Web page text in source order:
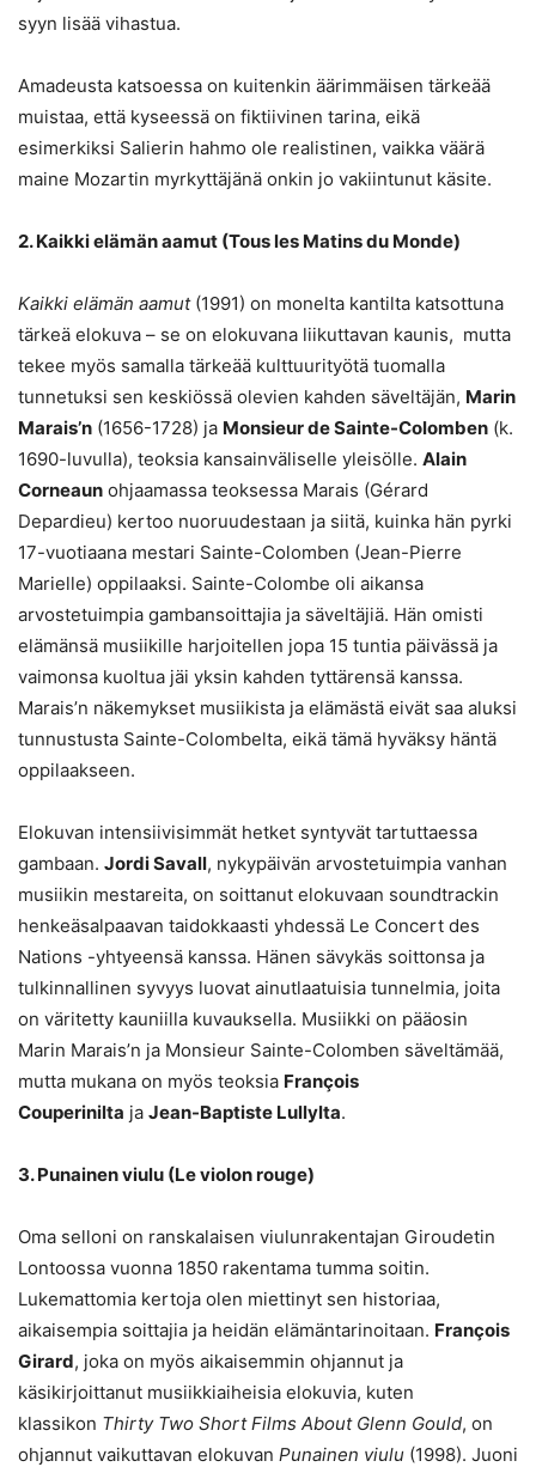
syyn lisää vihastua.
Amadeusta katsoessa on kuitenkin äärimmäisen tärkeää
muistaa, että kyseessä on fiktiivinen tarina, eikä
esimerkiksi Salierin hahmo ole realistinen, vaikka väärä
maine Mozartin myrkyttäjänä onkin jo vakiintunut käsite.
2. Kaikki elämän aamut (Tous les Matins du Monde)
Kaikki elämän aamut(1991) on monelta kantilta katsottuna
tärkeä elokuva – se on elokuvana liikuttavan kaunis, mutta
tekee myös samalla tärkeää kulttuurityötä tuomalla
tunnetuksi sen keskiössä olevien kahden säveltäjän, Marin
Marais’n (1656-1728) ja Monsieur de Sainte-Colomben (k.
1690-luvulla), teoksia kansainväliselle yleisölle. Alain
Corneaun ohjaamassa teoksessa Marais (Gérard
Depardieu) kertoo nuoruudestaan ja siitä, kuinka hän pyrki
17-vuotiaana mestari Sainte-Colomben (Jean-Pierre
Marielle) oppilaaksi. Sainte-Colombe oli aikansa
arvostetuimpia gambansoittajia ja säveltäjiä. Hän omisti
elämänsä musiikille harjoitellen jopa 15 tuntia päivässä ja
vaimonsa kuoltua jäi yksin kahden tyttärensä kanssa.
Marais’n näkemykset musiikista ja elämästä eivät saa aluksi
tunnustusta Sainte-Colombelta, eikä tämä hyväksy häntä
oppilaakseen.
Elokuvan intensiivisimmät hetket syntyvät tartuttaessa
gambaan. Jordi Savall, nykypäivän arvostetuimpia vanhan
musiikin mestareita, on soittanut elokuvaan soundtrackin
henkeäsalpaavan taidokkaasti yhdessä Le Concert des
Nations -yhtyeensä kanssa. Hänen sävykäs soittonsa ja
tulkinnallinen syvyys luovat ainutlaatuisia tunnelmia, joita
on väritetty kauniilla kuvauksella. Musiikki on pääosin
Marin Marais’n ja Monsieur Sainte-Colomben säveltämää,
mutta mukana on myös teoksia François
Couperinilta ja Jean-Baptiste Lullylta.
3. Punainen viulu (Le violon rouge)
Oma selloni on ranskalaisen viulunrakentajan Giroudetin
Lontoossa vuonna 1850 rakentama tumma soitin.
Lukemattomia kertoja olen miettinyt sen historiaa,
aikaisempia soittajia ja heidän elämäntarinoitaan. François
Girard, joka on myös aikaisemmin ohjannut ja
käsikirjoittanut musiikkiaiheisia elokuvia, kuten
klassikon Thirty Two Short Films About Glenn Gould, on
ohjannut vaikuttavan elokuvan Punainen viulu (1998). Juoni